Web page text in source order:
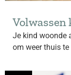
Volwassen
Je kind woonde
om weer thuis